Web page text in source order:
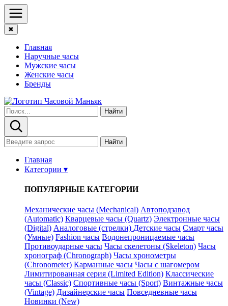
✖
Главная
Наручные часы
Мужские часы
Женские часы
Бренды
Найти
Найти
Главная
Категории ▾
ПОПУЛЯРНЫЕ КАТЕГОРИИ
Механические часы (Mechanical) Автоподзавод
(Automatic) Кварцевые часы (Quartz) Электронные часы
(Digital) Аналоговые (стрелки) Детские часы Смарт часы
(Умные) Fashion часы Водонепроницаемые часы
Противоударные часы Часы скелетоны (Skeleton) Часы
хронограф (Chronograph) Часы хронометры
(Chronometer) Карманные часы Часы с шагомером
Лимитированная серия (Limited Edition) Классические
часы (Classic) Спортивные часы (Sport) Винтажные часы
(Vintage) Дизайнерские часы Повседневные часы
Новинки (New)